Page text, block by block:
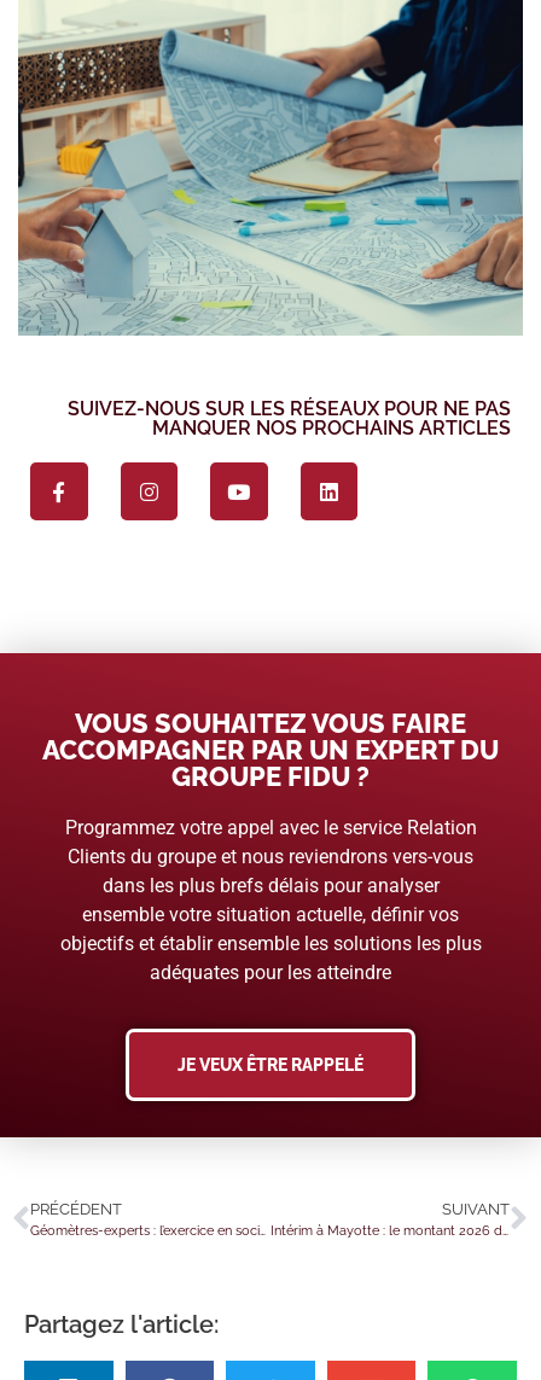
SUIVEZ-NOUS SUR LES RÉSEAUX POUR NE PAS
MANQUER NOS PROCHAINS ARTICLES
VOUS SOUHAITEZ VOUS FAIRE
ACCOMPAGNER PAR UN EXPERT DU
GROUPE FIDU ?
Programmez votre appel avec le service Relation
Clients du groupe et nous reviendrons vers-vous
dans les plus brefs délais pour analyser
ensemble votre situation actuelle, définir vos
objectifs et établir ensemble les solutions les plus
adéquates pour les atteindre
JE VEUX ÊTRE RAPPELÉ
PRÉCÉDENT
Géomètres-experts : l’exercice en société précisé
SUIVANT
Intérim à Mayotte : le montant 2026 de la garantie financière est dévoilé
Partagez l'article: